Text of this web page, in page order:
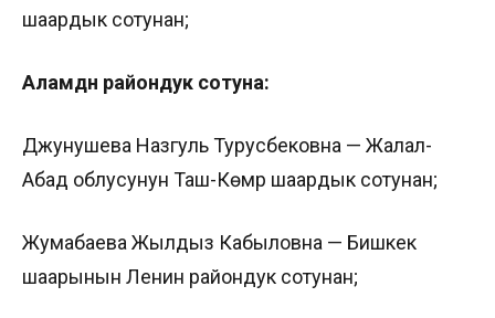
шаардык сотунан;
Аламүдүн райондук сотуна:
Джунушева Назгуль Турусбековна — Жалал-
Абад облусунун Таш-Көмүр шаардык сотунан;
Жумабаева Жылдыз Кабыловна — Бишкек
шаарынын Ленин райондук сотунан;